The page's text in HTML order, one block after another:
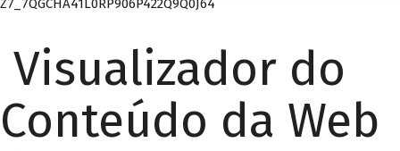
Visualizador do
Conteúdo da Web